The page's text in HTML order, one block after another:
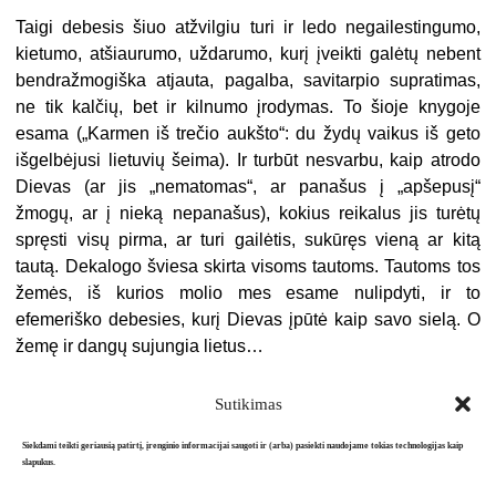
Sutikimas
Siekdami teikti geriausią patirtį, įrenginio informacijai saugoti ir (arba) pasiekti naudojame tokias technologijas kaip
slapukus.
Taigi debesis šiuo atžvilgiu turi ir ledo negailestingumo,
kietumo, atšiau­rumo, uždarumo, kurį įveikti galėtų nebent
bendražmogiška atjauta, pagal­ba, savitarpio supratimas,
ne tik kalčių, bet ir kilnumo įrodymas. To šioje kny­goje
esama („Karmen iš trečio aukšto“: du žydų vaikus iš geto
išgelbėjusi lietu­vių šeima). Ir turbūt nesvarbu, kaip atrodo
Dievas (ar jis „nematomas“, ar panašus į „apšepusį“
žmogų, ar į nieką nepanašus), kokius reikalus jis turėtų
spręsti visų pirma, ar turi gailėtis, sukūręs vieną ar kitą
tautą. Dekalogo šviesa skirta visoms tautoms. Tautoms tos
žemės, iš kurios molio mes esame nulipdyti, ir to
efemeriško debesies, kurį Dievas įpūtė kaip savo sielą. O
žemę ir dangų sujungia lietus…